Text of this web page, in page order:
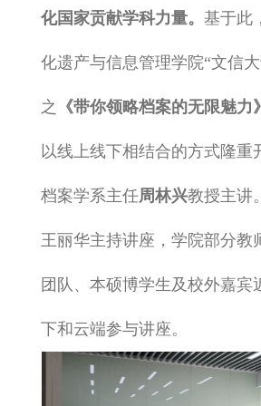
化国家贡献学科力量。 基于此
化遗产与信息管理学院“文信
之 《带你领略档案的无限魅力》
以线上线下相结合的方式隆重
档案学系主任周林兴教授主讲
王丽华主持讲座，学院部分教
团队、本硕博学生及校外嘉宾
下和云端参与讲座。